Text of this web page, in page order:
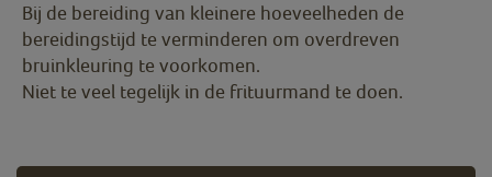
Bij de bereiding van kleinere hoeveelheden de
bereidingstijd te verminderen om overdreven
bruinkleuring te voorkomen.
Niet te veel tegelijk in de frituurmand te doen.